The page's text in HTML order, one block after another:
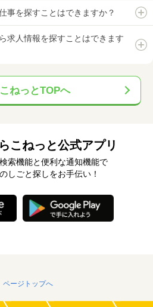
事を探すことはできますか？
求人情報を探すことはできます
ねっとTOPへ
こねっと公式アプリ
索機能と便利な通知機能で
しごと探しをお手伝い！
ページトップへ